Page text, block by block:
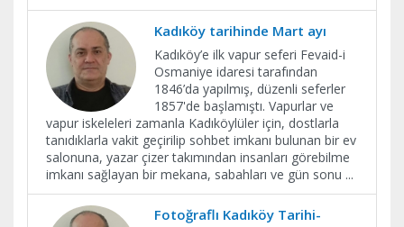
Kadıköy tarihinde Mart ayı
Kadıköy’e ilk vapur seferi Fevaid-i
Osmaniye idaresi tarafından
1846’da yapılmış, düzenli seferler
1857'de başlamıştı. Vapurlar ve
vapur iskeleleri zamanla Kadıköylüler için, dostlarla
tanıdıklarla vakit geçirilip sohbet imkanı bulunan bir ev
salonuna, yazar çizer takımından insanları görebilme
imkanı sağlayan bir mekana, sabahları ve gün sonu ...
Fotoğraflı Kadıköy Tarihi-